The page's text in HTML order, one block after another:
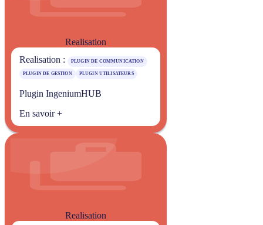
Realisation
Realisation :
PLUGIN DE COMMUNICATION
PLUGIN DE GESTION PLUGIN UTILISATEURS
Plugin IngeniumHUB
En savoir +
Realisation